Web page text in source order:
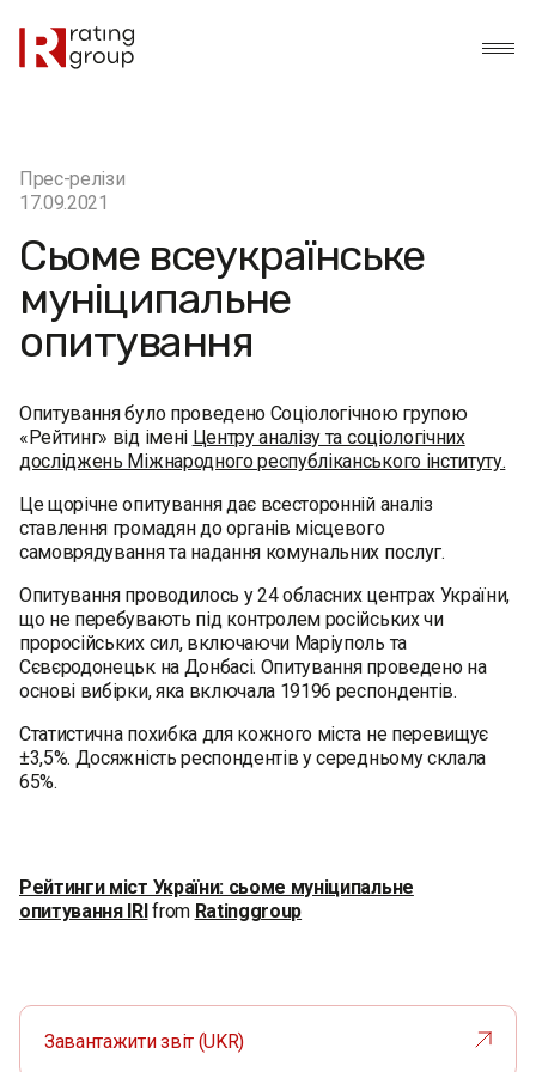
Прес-релізи
17.09.2021
Сьоме всеукраїнське
муніципальне
опитування
Опитування було проведено Соціологічною групою
«Рейтинг» від імені Центру аналізу та соціологічних
досліджень Міжнародного республіканського інституту.
Це щорічне опитування дає всесторонній аналіз
ставлення громадян до органів місцевого
самоврядування та надання комунальних послуг.
Опитування проводилось у 24 обласних центрах України,
що не перебувають під контролем російських чи
проросійських сил, включаючи Маріуполь та
Сєвєродонецьк на Донбасі. Опитування проведено на
основі вибірки, яка включала 19196 респондентів.
Статистична похибка для кожного міста не перевищує
±3,5%. Досяжність респондентів у середньому склала
65%.
Рейтинги міст України: сьоме муніципальне
опитування IRIfrom Ratinggroup
Завантажити звіт (UKR)